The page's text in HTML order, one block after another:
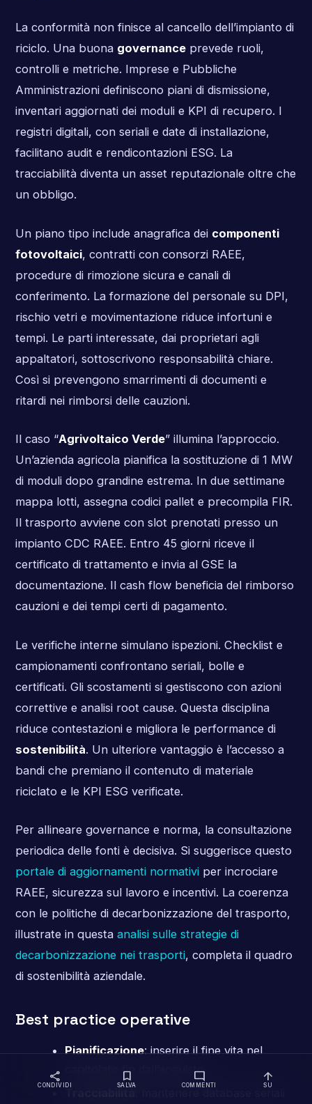
La conformità non finisce al cancello dell’impianto di
riciclo. Una buona governanceprevede ruoli,
controlli e metriche. Imprese e Pubbliche
Amministrazioni definiscono piani di dismissione,
inventari aggiornati dei moduli e KPI di recupero. I
registri digitali, con seriali e date di installazione,
facilitano audit e rendicontazioni ESG. La
tracciabilità diventa un asset reputazionale oltre che
un obbligo.
Un piano tipo include anagrafica dei componenti
fotovoltaici, contratti con consorzi RAEE,
procedure di rimozione sicura e canali di
conferimento. La formazione del personale su DPI,
rischio vetri e movimentazione riduce infortuni e
tempi. Le parti interessate, dai proprietari agli
appaltatori, sottoscrivono responsabilità chiare.
Così si prevengono smarrimenti di documenti e
ritardi nei rimborsi delle cauzioni.
Il caso “Agrivoltaico Verde” illumina l’approccio.
Un’azienda agricola pianifica la sostituzione di 1 MW
di moduli dopo grandine estrema. In due settimane
mappa lotti, assegna codici pallet e precompila FIR.
Il trasporto avviene con slot prenotati presso un
impianto CDC RAEE. Entro 45 giorni riceve il
certificato di trattamento e invia al GSE la
documentazione. Il cash flow beneficia del rimborso
cauzioni e dei tempi certi di pagamento.
Le verifiche interne simulano ispezioni. Checklist e
campionamenti confrontano seriali, bolle e
certificati. Gli scostamenti si gestiscono con azioni
correttive e analisi root cause. Questa disciplina
riduce contestazioni e migliora le performance di
sostenibilità. Un ulteriore vantaggio è l’accesso a
bandi che premiano il contenuto di materiale
riciclato e le KPI ESG verificate.
Per allineare governance e norma, la consultazione
periodica delle fonti è decisiva. Si suggerisce questo
portale di aggiornamenti normativiper incrociare
RAEE, sicurezza sul lavoro e incentivi. La coerenza
con le politiche di decarbonizzazione del trasporto,
illustrate in questa analisi sulle strategie di
decarbonizzazione nei trasporti, completa il quadro
di sostenibilità aziendale.
Best practice operative
Pianificazione: inserire il fine vita nel
capitolato fin dall’acquisto.
share
CONDIVIDI
bookmark
SALVA
mode_comment
COMMENTI
arrow_upward
SU